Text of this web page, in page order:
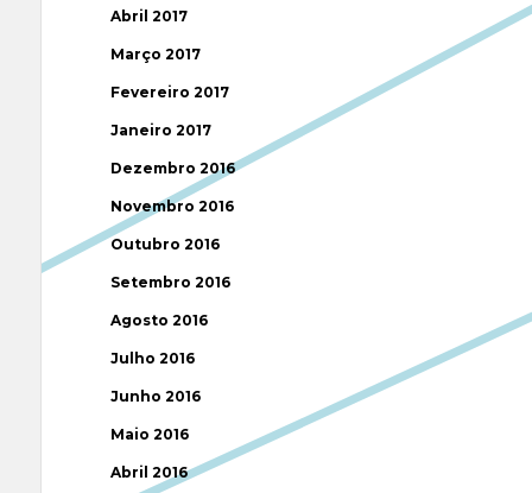
Abril 2017
Março 2017
Fevereiro 2017
Janeiro 2017
Dezembro 2016
Novembro 2016
Outubro 2016
Setembro 2016
Agosto 2016
Julho 2016
Junho 2016
Maio 2016
Abril 2016